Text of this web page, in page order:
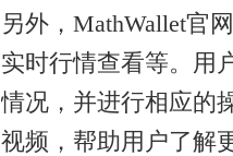
另外，MathWallet官
实时行情查看等。用
情况，并进行相应的
视频，帮助用户了解